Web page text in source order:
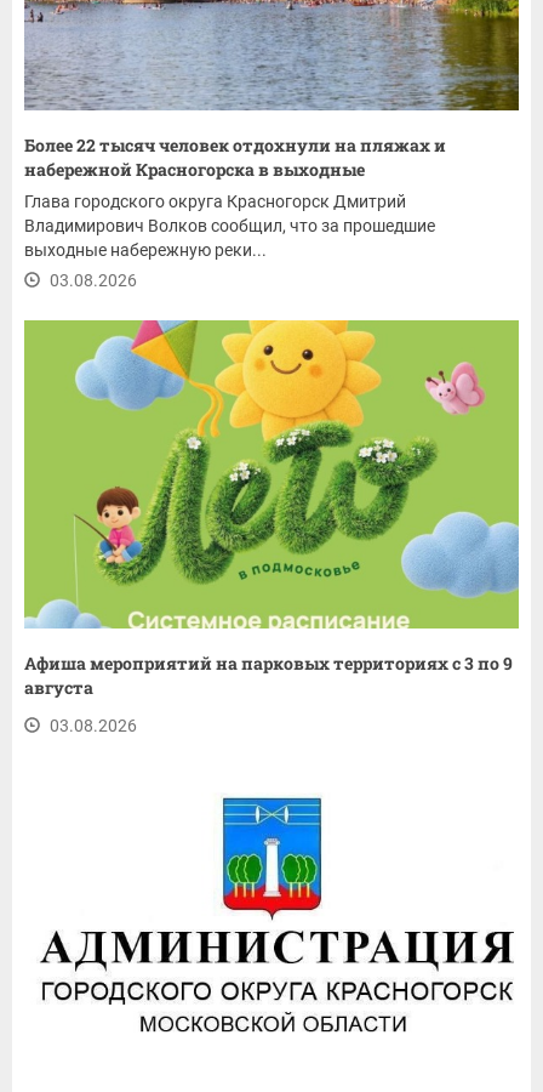
Более 22 тысяч человек отдохнули на пляжах и
набережной Красногорска в выходные
Глава городского округа Красногорск Дмитрий
Владимирович Волков сообщил, что за прошедшие
выходные набережную реки...
03.08.2026
Афиша мероприятий на парковых территориях с 3 по 9
августа
03.08.2026